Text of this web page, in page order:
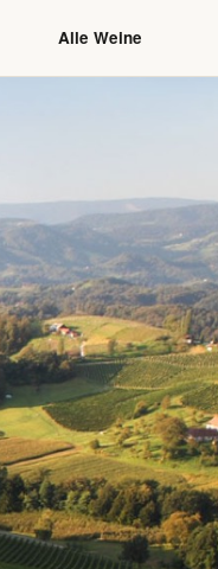
Alle Weine